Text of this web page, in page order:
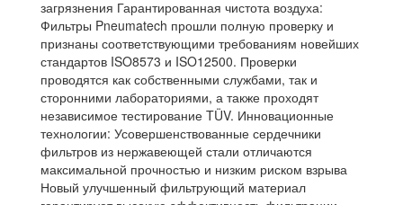
загрязнения Гарантированная чистота воздуха:
Фильтры Pneumatech прошли полную проверку и
признаны соответствующими требованиям новейших
стандартов ISO8573 и ISO12500. Проверки
проводятся как собственными службами, так и
сторонними лабораториями, а также проходят
независимое тестирование TÜV. Инновационные
технологии: Усовершенствованные сердечники
фильтров из нержавеющей стали отличаются
максимальной прочностью и низким риском взрыва
Новый улучшенный фильтрующий материал